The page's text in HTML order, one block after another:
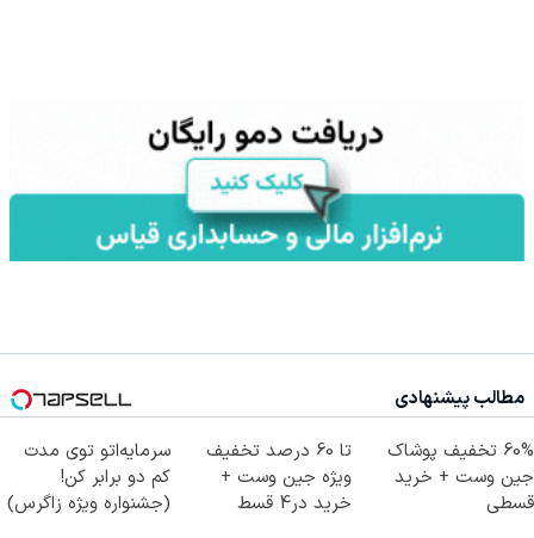
مطالب پیشنهادی
60% تخفیف پوشاک
جین وست + خرید
قسطی
تا 60 درصد تخفیف
ویژه جین وست +
خرید در4 قسط
سرمایه‌اتو توی مدت
کم دو برابر کن!
(جشنواره ویژه زاگرس)